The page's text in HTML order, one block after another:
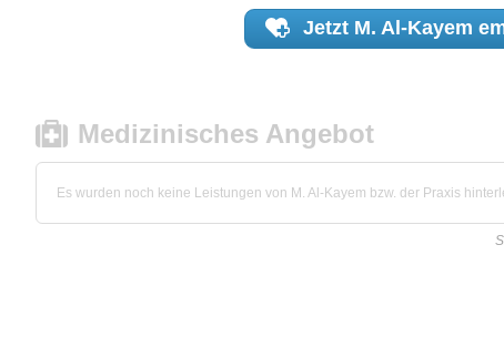
Jetzt M. Al-Kayem
Medizinisches Angebot
Es wurden noch keine Leistungen von M. Al-Kayem bzw. der Praxis